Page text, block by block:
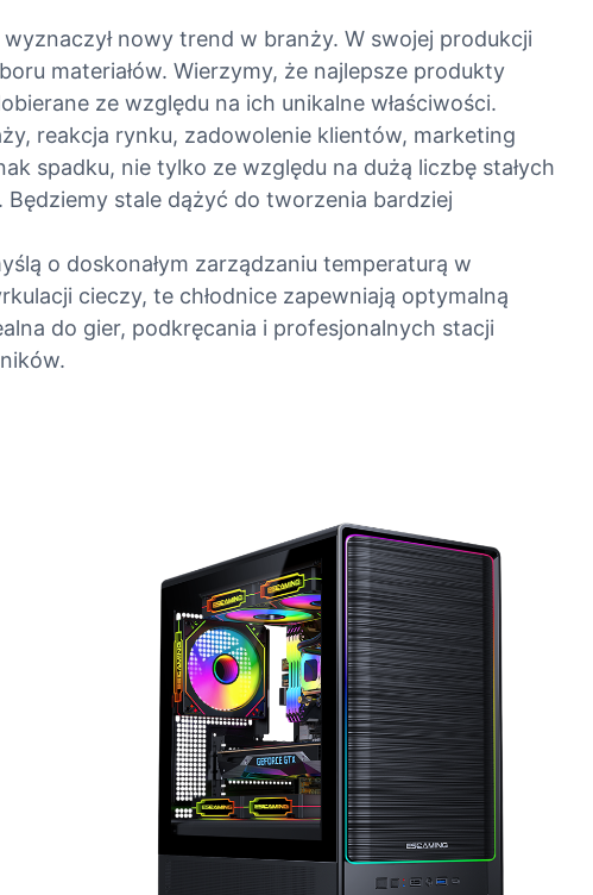
nowy trend w branży. W swojej produkcji
materiałów. Wierzymy, że najlepsze produkty
ze względu na ich unikalne właściwości.
reakcja rynku, zadowolenie klientów, marketing
spadku, nie tylko ze względu na dużą liczbę stałych
stale dążyć do tworzenia bardziej
o doskonałym zarządzaniu temperaturą w
cieczy, te chłodnice zapewniają optymalną
do gier, podkręcania i profesjonalnych stacji